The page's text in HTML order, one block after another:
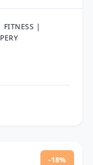
FITNESS |
-18%